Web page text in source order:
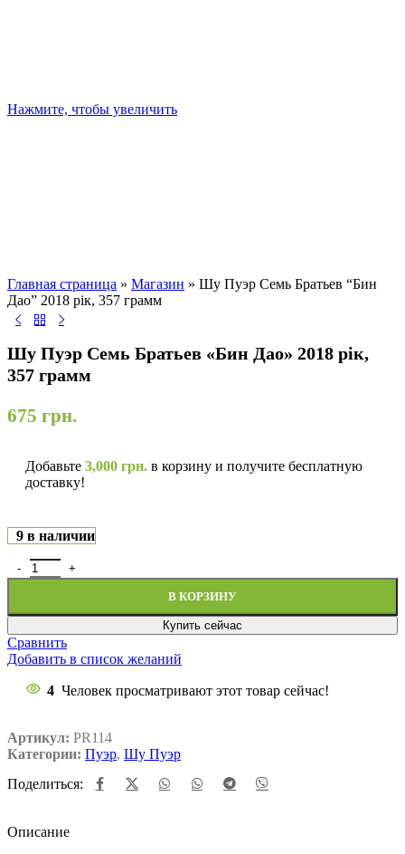
Нажмите, чтобы увеличить
Главная страница » Магазин » Шу Пуэр Семь Братьев “Бин
Дао” 2018 рік, 357 грамм
Шу Пуэр Семь Братьев «Бин Дао» 2018 рік,
357 грамм
675 грн.
Добавьте 3,000 грн. в корзину и получите бесплатную
доставку!
9 в наличии
В КОРЗИНУ
Купить сейчас
Сравнить
Добавить в список желаний
4 Человек просматривают этот товар сейчас!
Артикул: PR114
Категории: Пуэр, Шу Пуэр
Поделиться:
Описание